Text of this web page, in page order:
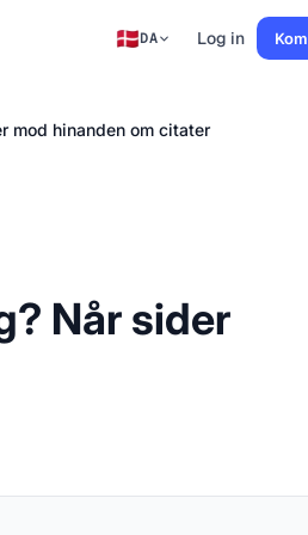
DA Log in
mod hinanden om citater
Når sider